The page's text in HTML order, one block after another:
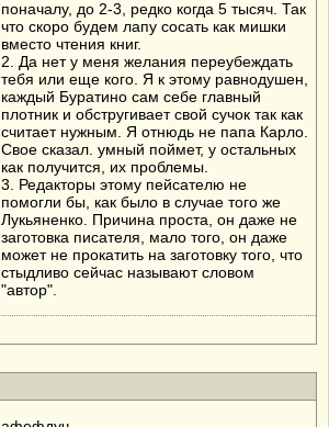
поначалу, до 2-3, редко когда 5 тысяч. Так
что скоро будем лапу сосать как мишки
вместо чтения книг.
2. Да нет у меня желания переубеждать
тебя или еще кого. Я к этому равнодушен,
каждый Буратино сам себе главный
плотник и обстругивает свой сучок так как
считает нужным. Я отнюдь не папа Карло.
Свое сказал. умный поймет, у остальных
как получится, их проблемы.
3. Редакторы этому пейсателю не
помогли бы, как было в случае того же
Лукьяненко. Причина проста, он даже не
заготовка писателя, мало того, он даже
может не прокатить на заготовку того, что
стыдливо сейчас называют словом
"автор".